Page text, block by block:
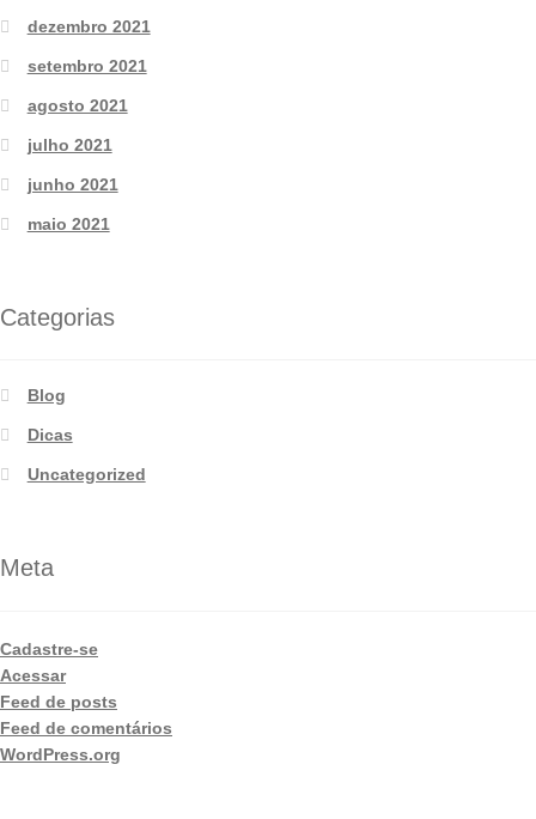
dezembro 2021
setembro 2021
agosto 2021
julho 2021
junho 2021
maio 2021
Categorias
Blog
Dicas
Uncategorized
Meta
Cadastre-se
Acessar
Feed de posts
Feed de comentários
WordPress.org